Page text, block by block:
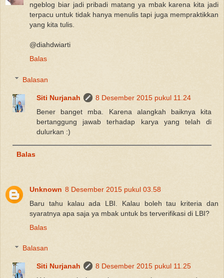
ngeblog biar jadi pribadi matang ya mbak karena kita jadi
terpacu untuk tidak hanya menulis tapi juga mempraktikkan
yang kita tulis.
@diahdwiarti
Balas
Balasan
Siti Nurjanah
8 Desember 2015 pukul 11.24
Bener banget mba. Karena alangkah baiknya kita
bertanggung jawab terhadap karya yang telah di
dulurkan :)
Balas
Unknown 8 Desember 2015 pukul 03.58
Baru tahu kalau ada LBI. Kalau boleh tau kriteria dan
syaratnya apa saja ya mbak untuk bs terverifikasi di LBI?
Balas
Balasan
Siti Nurjanah
8 Desember 2015 pukul 11.25